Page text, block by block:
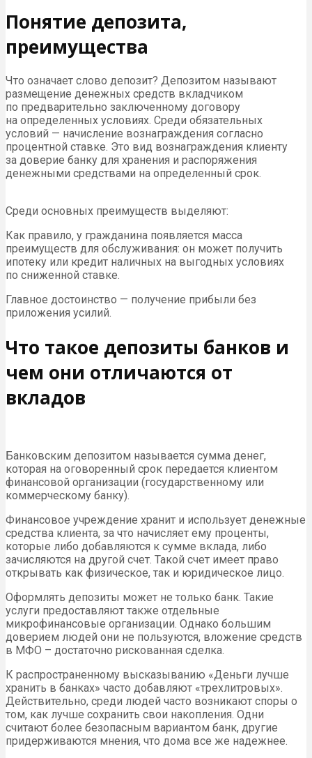
Понятие депозита,
преимущества
Что означает слово депозит? Депозитом называют
размещение денежных средств вкладчиком
по предварительно заключенному договору
на определенных условиях. Среди обязательных
условий — начисление вознаграждения согласно
процентной ставке. Это вид вознаграждения клиенту
за доверие банку для хранения и распоряжения
денежными средствами на определенный срок.
Среди основных преимуществ выделяют:
Как правило, у гражданина появляется масса
преимуществ для обслуживания: он может получить
ипотеку или кредит наличных на выгодных условиях
по сниженной ставке.
Главное достоинство — получение прибыли без
приложения усилий.
Что такое депозиты банков и
чем они отличаются от
вкладов
Банковским депозитом называется сумма денег,
которая на оговоренный срок передается клиентом
финансовой организации (государственному или
коммерческому банку).
Финансовое учреждение хранит и использует денежные
средства клиента, за что начисляет ему проценты,
которые либо добавляются к сумме вклада, либо
зачисляются на другой счет. Такой счет имеет право
открывать как физическое, так и юридическое лицо.
Оформлять депозиты может не только банк. Такие
услуги предоставляют также отдельные
микрофинансовые организации. Однако большим
доверием людей они не пользуются, вложение средств
в МФО – достаточно рискованная сделка.
К распространенному высказыванию «Деньги лучше
хранить в банках» часто добавляют «трехлитровых».
Действительно, среди людей часто возникают споры о
том, как лучше сохранить свои накопления. Одни
считают более безопасным вариантом банк, другие
придерживаются мнения, что дома все же надежнее.